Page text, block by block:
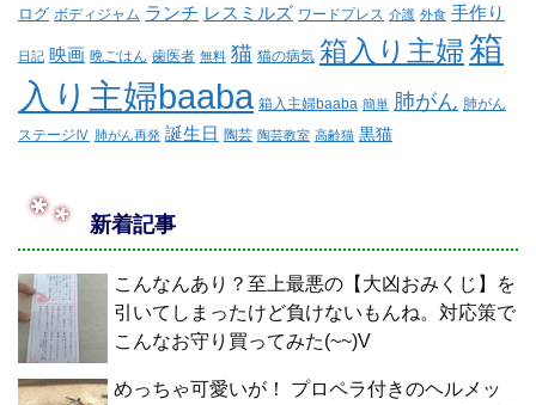
ログ ボディジャム ランチ レスミルズ ワードプレス 介護 外食 手作り
日記 映画 晩ごはん 歯医者 無料 猫 猫の病気 箱入り主婦箱
入り主婦baaba 箱入主婦baaba 簡単 肺がん 肺がん
ステージⅣ 肺がん再発 誕生日 陶芸 陶芸教室 高齢猫 黒猫
新着記事
こんなんあり？至上最悪の【大凶おみくじ】を
引いてしまったけど負けないもんね。対応策で
こんなお守り買ってみた(~~)V
めっちゃ可愛いが！ プロペラ付きのヘルメッ